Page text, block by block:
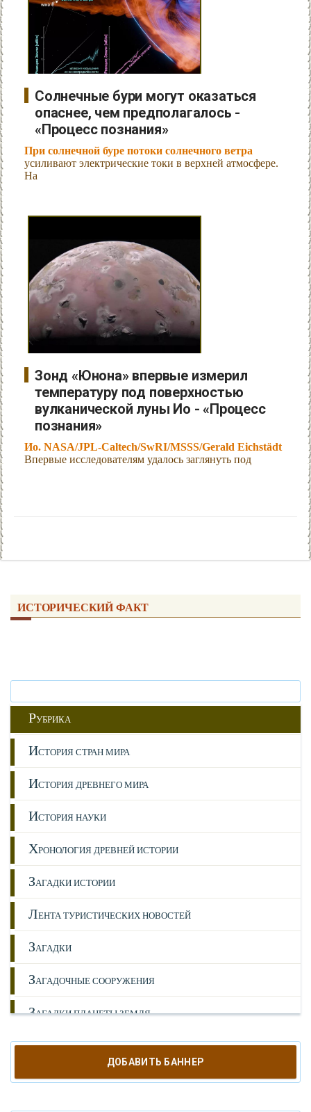
Солнечные бури могут оказаться
опаснее, чем предполагалось -
«Процесс познания»
При солнечной буре потоки солнечного ветра
усиливают электрические токи в верхней атмосфере.
На
Зонд «Юнона» впервые измерил
температуру под поверхностью
вулканической луны Ио - «Процесс
познания»
Ио. NASA/JPL-Caltech/SwRI/MSSS/Gerald Eichstädt
Впервые исследователям удалось заглянуть под
ИСТОРИЧЕСКИЙ ФАКТ
РУБРИКА
ИСТОРИЯ СТРАН МИРА
ИСТОРИЯ ДРЕВНЕГО МИРА
ИСТОРИЯ НАУКИ
ХРОНОЛОГИЯ ДРЕВНЕЙ ИСТОРИИ
ЗАГАДКИ ИСТОРИИ
ЛЕНТА ТУРИСТИЧЕСКИХ НОВОСТЕЙ
ЗАГАДКИ
ЗАГАДОЧНЫЕ СООРУЖЕНИЯ
ЗАГАДКИ ПЛАНЕТЫ ЗЕМЛЯ
ЗАТЕРЯННЫЕ МИРЫ
МИФИЧЕСКИЕ СУЩЕСТВА
ДОБАВИТЬ БАННЕР